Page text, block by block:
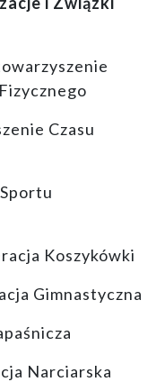
Czasu
Koszykówki
Gimnastyczna
Narciarska